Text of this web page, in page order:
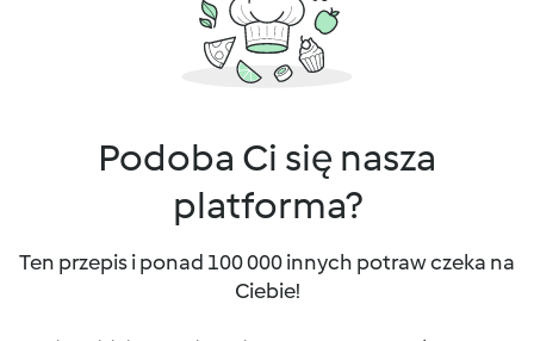
Podoba Ci się nasza
platforma?
Ten przepis i ponad 100 000 innych potraw czeka na
Ciebie!